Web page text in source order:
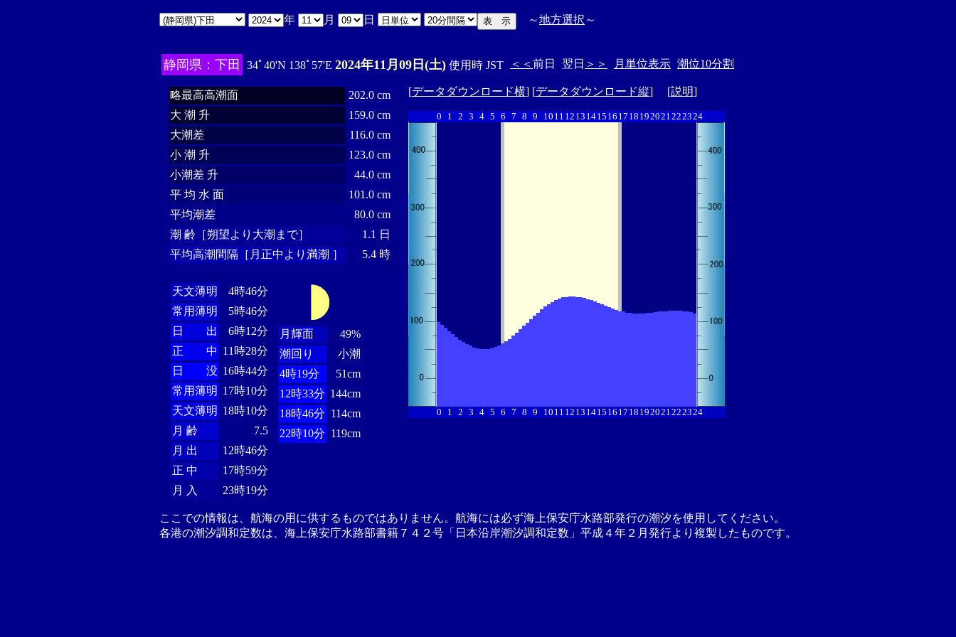
年 月 日 ～地方選択 ～
静岡県：下田 34ﾟ40'N 138ﾟ57'E 2024年11月09日(土) 使用時 JST ＜＜ 前日 翌日 ＞＞ 月単位表示 潮位10分割
略最高高潮面
202.0 cm
大 潮 升
159.0 cm
大潮差
116.0 cm
小 潮 升
123.0 cm
小潮差 升
44.0 cm
平 均 水 面
101.0 cm
平均潮差
80.0 cm
潮 齢［朔望より大潮まで］
1.1 日
平均高潮間隔［月正中より満潮 ］
5.4 時
天文薄明
4時46分
常用薄明
5時46分
日 出
6時12分
正 中 11時28分
日 没 16時44分
常用薄明 17時10分
天文薄明 18時10分
月 齢
7.5
月 出
12時46分
正 中
17時59分
月 入
23時19分
月輝面
49%
潮回り
小潮
4時19分
51cm
12時33分 144cm
18時46分 114cm
22時10分 119cm
[データダウンロード横] [データダウンロード縦] [説明]
0 1 2 3 4 5 6 7 8 9 10 11 12 13 1415 16 17 18 192021222324
0 1 2 3 4 5 6 7 8 9 10 11 12 13 1415 16 17 18 192021222324
ここでの情報は、航海の用に供するものではありません。航海には必ず海上保安庁水路部発行の潮汐を使用してください。
各港の潮汐調和定数は、海上保安庁水路部書籍７４２号「日本沿岸潮汐調和定数」平成４年２月発行より複製したものです。